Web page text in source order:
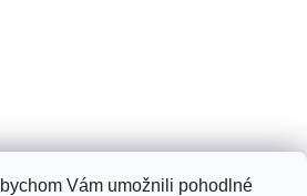
Vám umožnili pohodlné